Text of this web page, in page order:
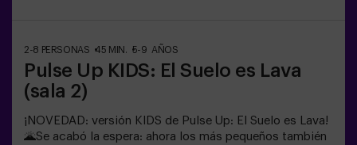
2-8 PERSONAS 45 MIN. 5-9 AÑOS
Pulse Up KIDS: El Suelo es Lava
(sala 2)
¡NOVEDAD: versión KIDS de Pulse Up: El Suelo es Lava!
🌋Se acabó la espera: ahora los más pequeños también